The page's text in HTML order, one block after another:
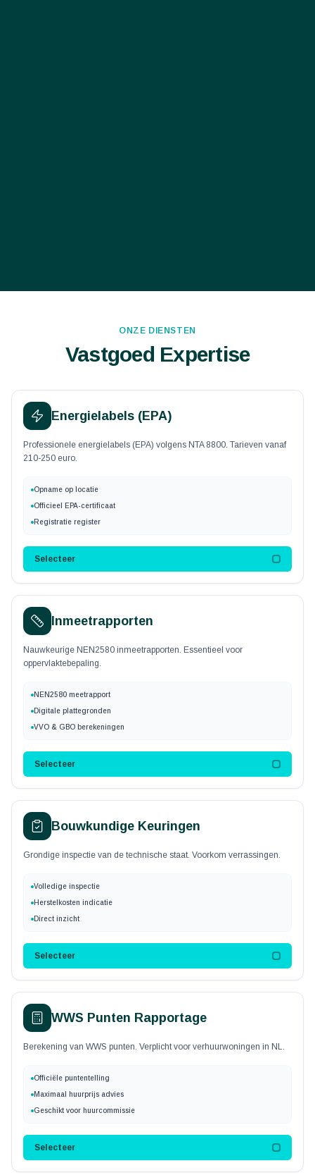
ONZE DIENSTEN
Vastgoed Expertise
Energielabels (EPA)
Professionele energielabels (EPA) volgens NTA 8800. Tarieven vanaf
210-250 euro.
Opname op locatie
Officieel EPA-certificaat
Registratie register
Selecteer
Inmeetrapporten
Nauwkeurige NEN2580 inmeetrapporten. Essentieel voor
oppervlaktebepaling.
NEN2580 meetrapport
Digitale plattegronden
VVO & GBO berekeningen
Selecteer
Bouwkundige Keuringen
Grondige inspectie van de technische staat. Voorkom verrassingen.
Volledige inspectie
Herstelkosten indicatie
Direct inzicht
Selecteer
WWS Punten Rapportage
Berekening van WWS punten. Verplicht voor verhuurwoningen in NL.
Officiële puntentelling
Maximaal huurprijs advies
Geschikt voor huurcommissie
Selecteer